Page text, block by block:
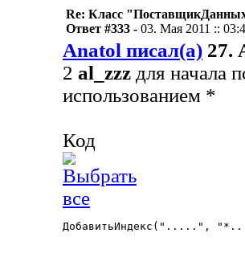
Re: Класс
Ответ #333 - 03. Мая 2011 ::
Anatol писал(а) 27.
2 al_zzz для начала
использованием *
Код
ДобавитьИндекс(".....",